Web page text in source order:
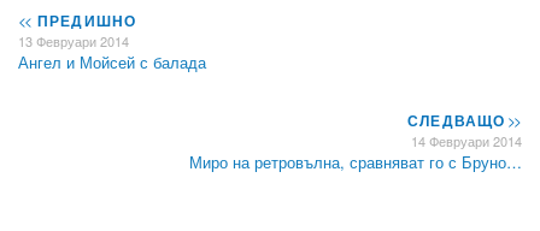
<< ПРЕДИШНО
13 Февруари 2014
Ангел и Мойсей с балада
СЛЕДВАЩО>>
14 Февруари 2014
Миро на ретровълна, сравняват го с Бруно…